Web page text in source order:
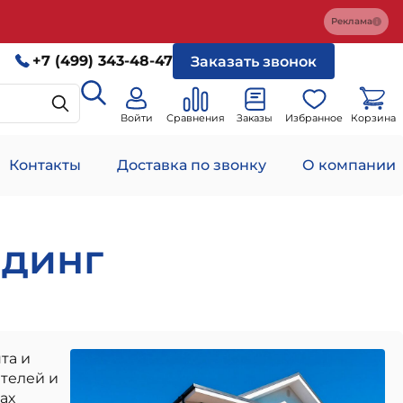
Реклама
+7 (499) 343-48-47 Заказать звонок
Войти Сравнения Заказы Избранное Корзина
Контакты Доставка по звонку О компании
и
и